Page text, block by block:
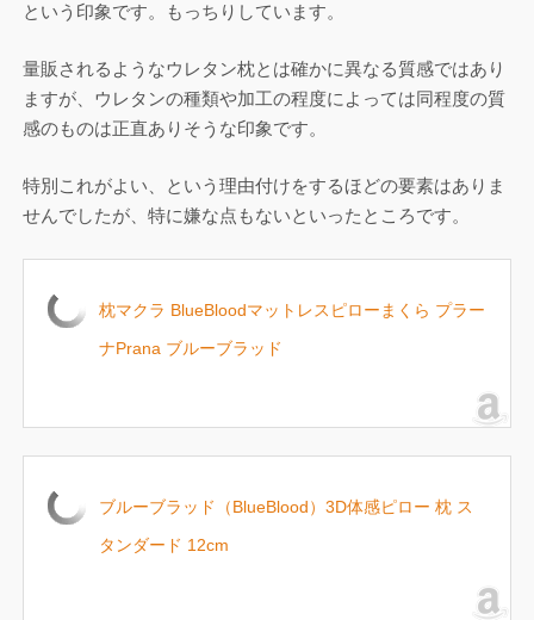
という印象です。もっちりしています。
量販されるようなウレタン枕とは確かに異なる質感ではあり
ますが、ウレタンの種類や加工の程度によっては同程度の質
感のものは正直ありそうな印象です。
特別これがよい、という理由付けをするほどの要素はありま
せんでしたが、特に嫌な点もないといったところです。
枕マクラ BlueBloodマットレスピローまくら プラー
ナPrana ブルーブラッド
ブルーブラッド（BlueBlood）3D体感ピロー 枕 ス
タンダード 12cm